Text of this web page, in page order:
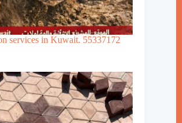
services in Kuwait. 55337172